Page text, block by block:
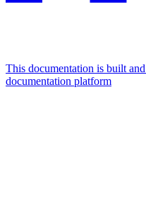
This documentation is built
documentation platform